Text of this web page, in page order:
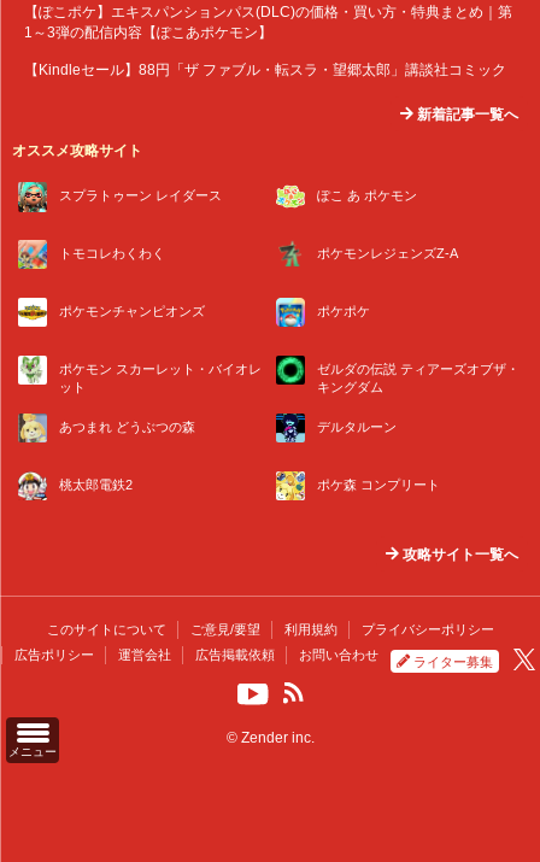
メニュー
【ぽこポケ】エキスパンションパス(DLC)の価格・買い方・特典まとめ｜第
1～3弾の配信内容【ぽこあポケモン】
【Kindleセール】88円「ザ ファブル・転スラ・望郷太郎」講談社コミック
新着記事一覧へ
オススメ攻略サイト
スプラトゥーン レイダース ぽこ あ ポケモン
トモコレわくわく ポケモンレジェンズZ-A
ポケモンチャンピオンズ ポケポケ
ポケモン スカーレット・バイオレ
ット
ゼルダの伝説 ティアーズオブザ・
キングダム
あつまれ どうぶつの森 デルタルーン
桃太郎電鉄2 ポケ森 コンプリート
攻略サイト一覧へ
このサイトについて ご意見/要望 利用規約
プライバシーポリシー
広告ポリシー
運営会社 広告掲載依頼 お問い合わせ ライター募集
© Zender inc.